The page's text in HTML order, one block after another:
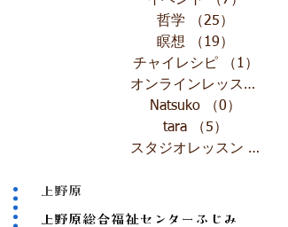
哲学
（25）
瞑想
（19）
チャイレシピ
（1）
オンラインレッスン
Natsuko
（0）
tara
（5）
スタジオレッスン （1）
上野原
上野原総合福祉センターふじみ